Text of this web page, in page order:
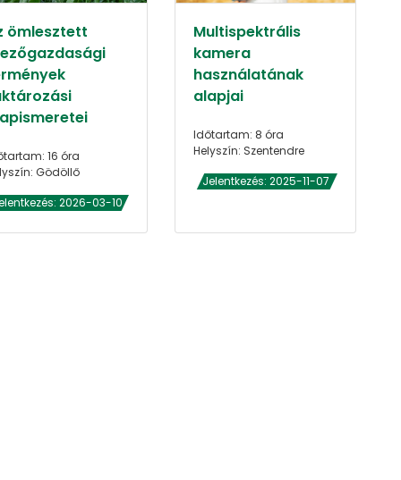
ömlesztett
16 óra
Gödöllő
2026-03-10
Multispektrális
kamera
használatának
alapjai
Időtartam: 8 óra
Helyszín: Szentendre
Jelentkezés: 2025-11-07